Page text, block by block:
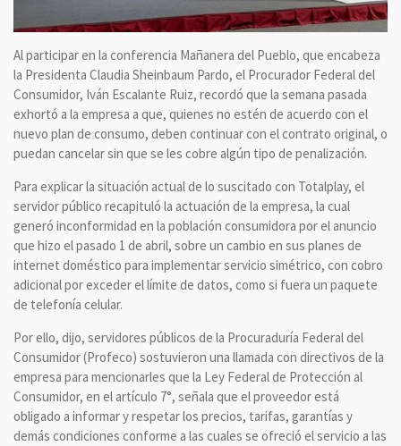
Al participar en la conferencia Mañanera del Pueblo, que encabeza
la Presidenta Claudia Sheinbaum Pardo, el Procurador Federal del
Consumidor, Iván Escalante Ruiz, recordó que la semana pasada
exhortó a la empresa a que, quienes no estén de acuerdo con el
nuevo plan de consumo, deben continuar con el contrato original, o
puedan cancelar sin que se les cobre algún tipo de penalización.
Para explicar la situación actual de lo suscitado con Totalplay, el
servidor público recapituló la actuación de la empresa, la cual
generó inconformidad en la población consumidora por el anuncio
que hizo el pasado 1 de abril, sobre un cambio en sus planes de
internet doméstico para implementar servicio simétrico, con cobro
adicional por exceder el límite de datos, como si fuera un paquete
de telefonía celular.
Por ello, dijo, servidores públicos de la Procuraduría Federal del
Consumidor (Profeco) sostuvieron una llamada con directivos de la
empresa para mencionarles que la Ley Federal de Protección al
Consumidor, en el artículo 7°, señala que el proveedor está
obligado a informar y respetar los precios, tarifas, garantías y
demás condiciones conforme a las cuales se ofreció el servicio a las